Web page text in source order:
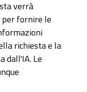
verrà
fornire le
richiesta e la
dall'IA. Le